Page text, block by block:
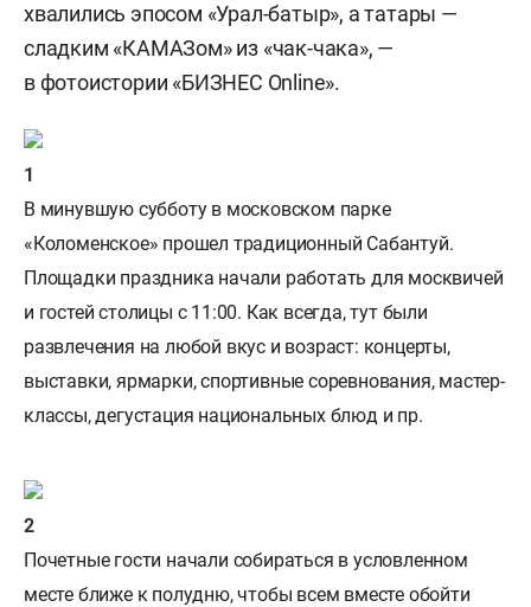
хвалились эпосом «Урал-батыр», а татары —
сладким «КАМАЗом» из «чак-чака», —
в фотоистории «БИЗНЕС Online».
В минувшую субботу в московском парке
«Коломенское» прошел традиционный Сабантуй.
Площадки праздника начали работать для москвичей
и гостей столицы с 11:00. Как всегда, тут были
развлечения на любой вкус и возраст: концерты,
выставки, ярмарки, спортивные соревнования, мастер-
классы, дегустация национальных блюд и пр.
Почетные гости начали собираться в условленном
месте ближе к полудню, чтобы всем вместе обойти